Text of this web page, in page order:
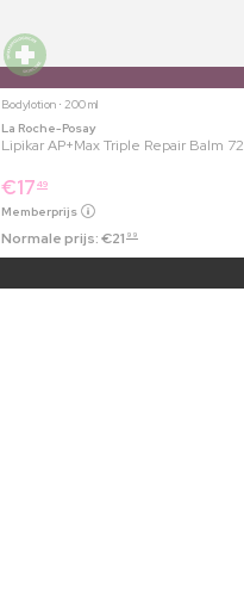
Bodylotion ⋅ 200 ml
La Roche-Posay
Lipikar AP+Max Triple Repair Balm
€17 49
Memberprijs
Normale prijs:€21 99